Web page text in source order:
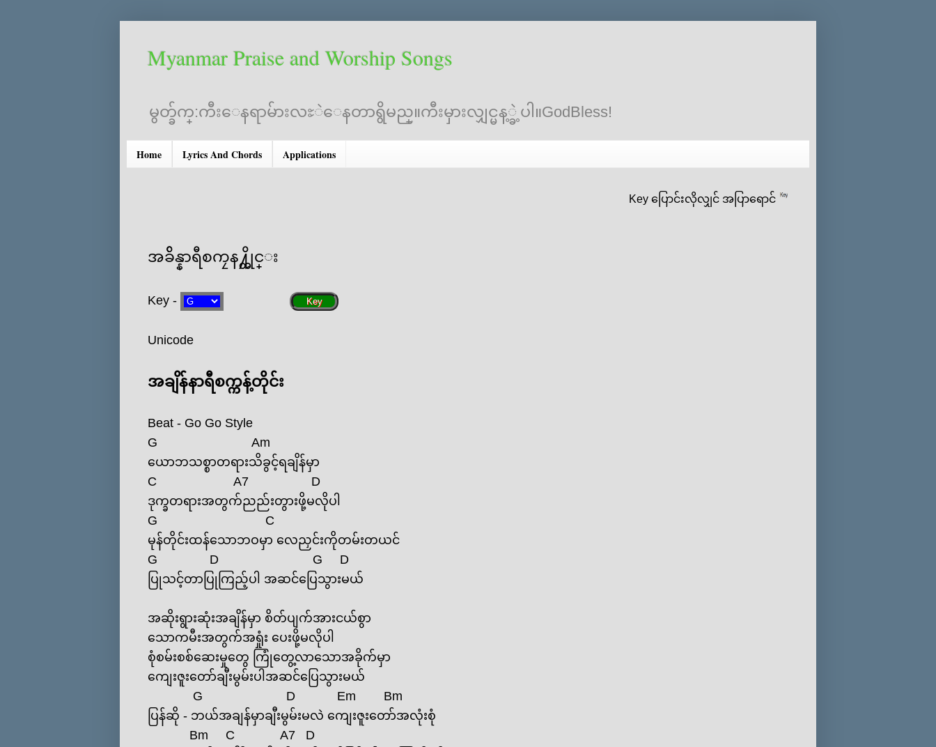
Myanmar Praise and Worship Songs
မွတ္ခ်က္:ကီးေနရာမ်ားလႊဲေနတာရွိမည္။ကီးမှားလျှင္မန့္ခဲ့ပါ။GodBless!
Home Lyrics And Chords Applications
Key ‌ပြောင်းလိုလျှင် အပြာရောင်
အခ်ိန္နာရီစကၠန႔္တိုင္း
Key - Key
Unicode
အချိန်နာရီစက္ကန့်တိုင်း
Beat - Go Go Style
G
Am
‌ယောဘသစ္စာတရားသိခွင့်ရချိန်မှာ
C
A7
D
ဒုက္ခတရားအတွက်ညည်းတွားဖို့မလိုပါ
G
C
မုန်တိုင်းထန်‌သောဘဝမှာ ‌လေညှင်းကိုတမ်းတယင်
G
D G
D
ပြုသင့်တာပြုကြည့်ပါ အဆင်‌ပြေသွားမယ်
အဆိုးရွားဆုံးအချိန်မှာ စိတ်ပျက်အားငယ်စွာ
‌သောကမီးအတွက်အရှုံး ‌ပေးဖို့မလိုပါ
စုံစမ်းစစ်‌ဆေးမှုတွေ ကြုံ‌တွေ့လာ‌သောအခိုက်မှာ
‌ကျေးဇူး‌တော်ချီးမွမ်းပါအဆင်‌ပြေသွားမယ်
G
D Em
Bm
ပြန်ဆို - ဘယ်အချန်မှာချီးမွမ်းမလဲ ‌ကျေးဇူး‌တော်အလုံးစုံ
Bm
C A7
D